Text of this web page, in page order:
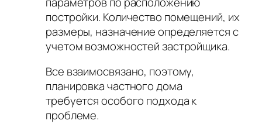
постройки. Количество помещений, их
размеры, назначение определяется с
учетом возможностей застройщика.
Все взаимосвязано, поэтому,
планировка частного дома
требуется особого подхода к
проблеме.